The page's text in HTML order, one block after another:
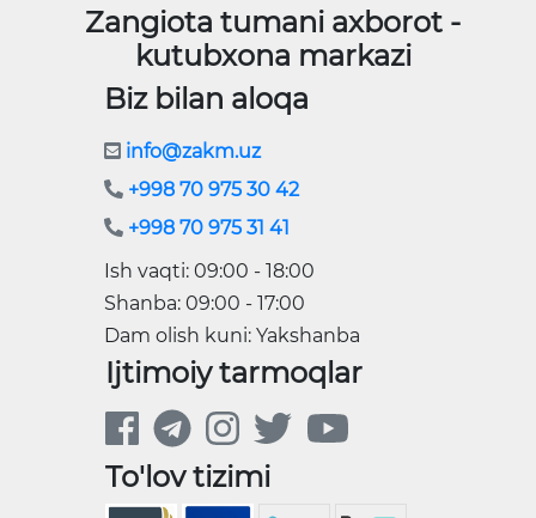
Zangiota tumani axborot -
kutubxona markazi
Biz bilan aloqa
info@zakm.uz
+998 70 975 30 42
+998 70 975 31 41
Ish vaqti: 09:00 - 18:00
Shanba: 09:00 - 17:00
Dam olish kuni: Yakshanba
Ijtimoiy tarmoqlar
To'lov tizimi